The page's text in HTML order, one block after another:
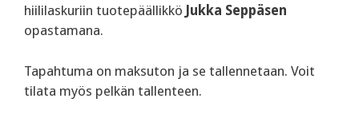
hiililaskuriin tuotepäällikkö Jukka Seppäsen
opastamana.
Tapahtuma on maksuton ja se tallennetaan. Voit
tilata myös pelkän tallenteen.